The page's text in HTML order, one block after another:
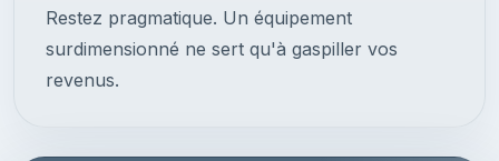
Restez pragmatique. Un équipement
surdimensionné ne sert qu'à gaspiller vos
revenus.